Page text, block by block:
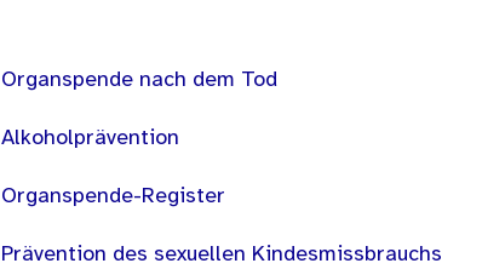
Organspende nach dem Tod
Alkoholprävention
Organspende-Register
Prävention des sexuellen Kindesmissbrauchs